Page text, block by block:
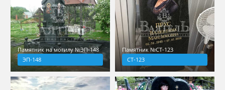
Памятник на могилу №ЭП-148
ЭП-148
Памятник №СТ-123
СТ-123